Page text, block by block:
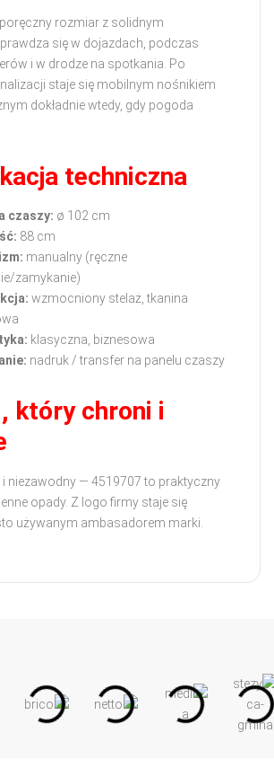
rozmiar z solidnym
się w dojazdach, podczas
i w drodze na spotkania. Po
staje się mobilnym nośnikiem
dokładnie wtedy, gdy pogoda
techniczna
czaszy: ø 102 cm
88 cm
manualny (ręczne
zamykanie)
wzmocniony stelaż, tkanina
klasyczna, biznesowa
nadruk / transfer na panelu czaszy
który chroni i
i niezawodny — 4519707 to praktyczny
opady. Z logo firmy staje się
używanym ambasadorem marki.